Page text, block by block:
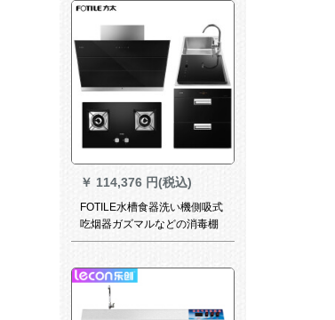
￥ 114,376 円(税込)
FOTILE水槽食器洗い機側吸式
吃烟器ガズマルなどの消毒棚
の煙かどうかなどの洗車プラ
ES+X 1 S